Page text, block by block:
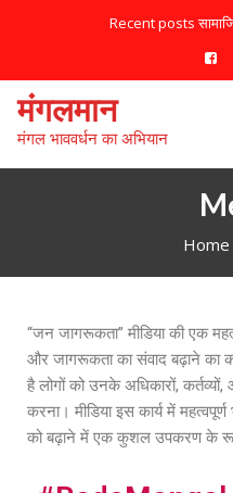
Recent posts
मंगलमान
मंगल भाववर्धन का अभियान
Home
“जन जागरूकता” मीडिया की एक
और जागरूकता का संवाद बढ़ाने का
है लोगों को उनके अधिकारों,
करना। मीडिया इस कार्य में
को बढ़ाने में एक कुशल उपकरण के रूप